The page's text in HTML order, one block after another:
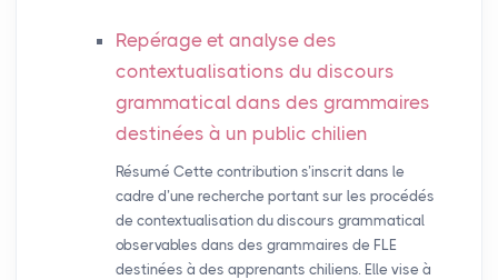
Repérage et analyse des
contextualisations du discours
grammatical dans des grammaires
destinées à un public chilien
Résumé Cette contribution s’inscrit dans le
cadre d’une recherche portant sur les procédés
de contextualisation du discours grammatical
observables dans des grammaires de FLE
destinées à des apprenants chiliens. Elle vise à